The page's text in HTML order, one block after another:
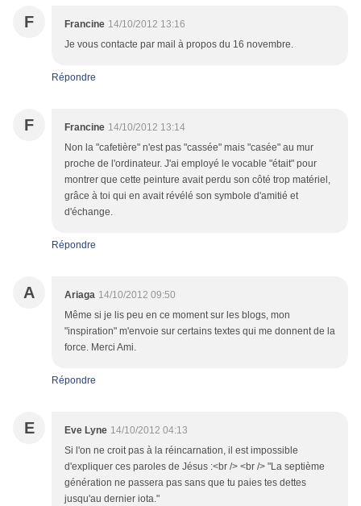
F Francine 14/10/2012 13:16
Je vous contacte par mail à propos du 16 novembre.
Répondre
F Francine 14/10/2012 13:14
Non la "cafetière" n'est pas "cassée" mais "casée" au mur
proche de l'ordinateur. J'ai employé le vocable "était" pour
montrer que cette peinture avait perdu son côté trop matériel,
grâce à toi qui en avait révélé son symbole d'amitié et
d'échange.
Répondre
A Ariaga 14/10/2012 09:50
Même si je lis peu en ce moment sur les blogs, mon
"inspiration" m'envoie sur certains textes qui me donnent de la
force. Merci Ami.
Répondre
E Eve Lyne 14/10/2012 04:13
Si l'on ne croit pas à la réincarnation, il est impossible
d'expliquer ces paroles de Jésus :<br /> <br /> "La septième
génération ne passera pas sans que tu paies tes dettes
jusqu'au dernier iota."